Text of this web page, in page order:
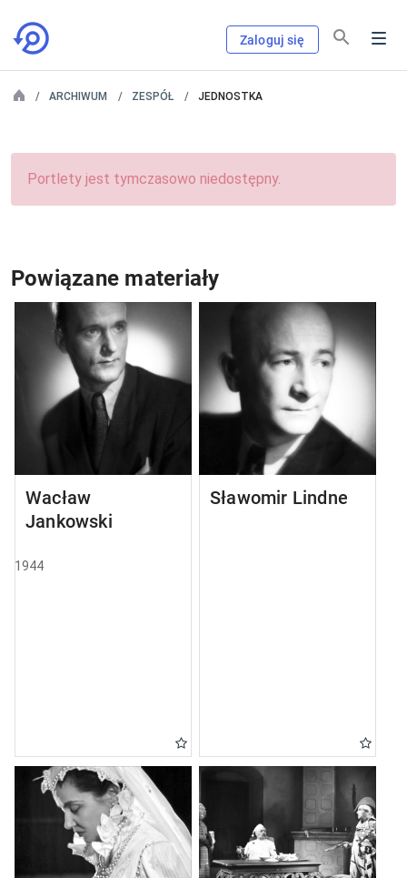
Zaloguj się
ARCHIWUM ZESPÓŁ JEDNOSTKA
Portlety jest tymczasowo niedostępny.
Powiązane materiały
Wacław
Jankowski
1944
Sławomir Lindner